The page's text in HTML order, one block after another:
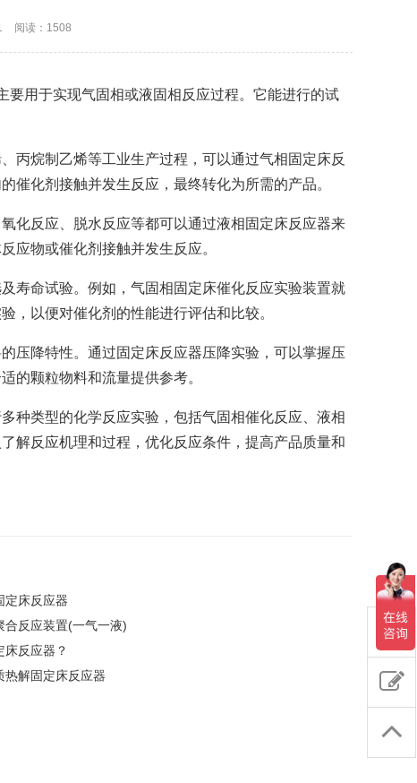
阅读：1508
要用于实现气固相或液固相反应过程。它能进行的试
丙烷制乙烯等工业生产过程，可以通过气相固定床反
催化剂接触并发生反应，最终转化为所需的产品。
化反应、脱水反应等都可以通过液相固定床反应器来
应物或催化剂接触并发生反应。
寿命试验。例如，气固相固定床催化反应实验装置就
，以便对催化剂的性能进行评估和比较。
压降特性。通过固定床反应器压降实验，可以掌握压
的颗粒物料和流量提供参考。
种类型的化学反应实验，包括气固相催化反应、液相
解反应机理和过程，优化反应条件，提高产品质量和
定床反应器
合反应装置(一气一液)
床反应器？
热解固定床反应器